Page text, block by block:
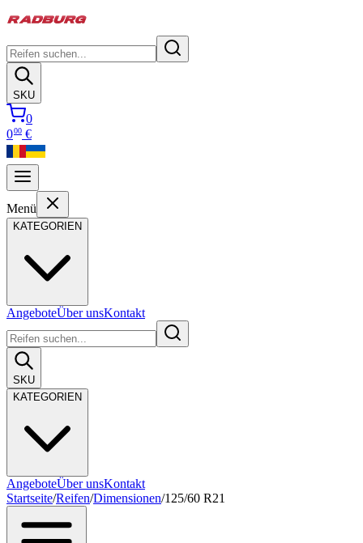
SKU
0
000 €
Menü
KATEGORIEN
AngeboteÜber unsKontakt
SKU
KATEGORIEN
AngeboteÜber unsKontakt
Startseite/Reifen/Dimensionen/125/60 R21